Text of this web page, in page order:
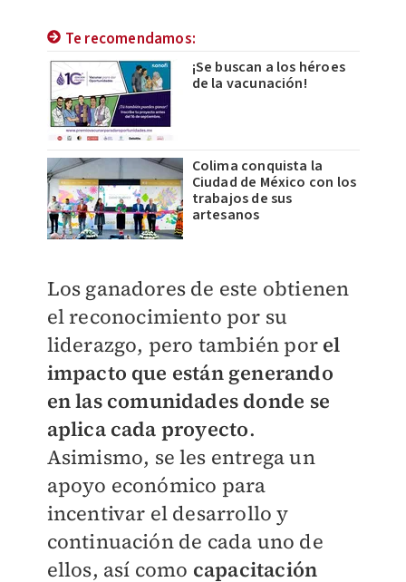
Te recomendamos:
¡Se buscan a los héroes
de la vacunación!
Colima conquista la
Ciudad de México con los
trabajos de sus
artesanos
Los ganadores de este obtienen
el reconocimiento por su
liderazgo, pero también por el
impacto que están generando
en las comunidades donde se
aplica cada proyecto.
Asimismo, se les entrega un
apoyo económico para
incentivar el desarrollo y
continuación de cada uno de
ellos, así como capacitación